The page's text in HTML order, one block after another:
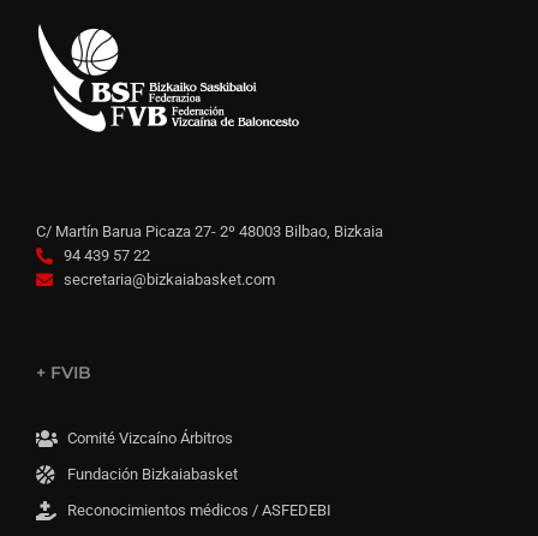
C/ Martín Barua Picaza 27- 2º 48003 Bilbao, Bizkaia
94 439 57 22
secretaria@bizkaiabasket.com
+ FVIB
Comité Vizcaíno Árbitros
Fundación Bizkaiabasket
Reconocimientos médicos / ASFEDEBI